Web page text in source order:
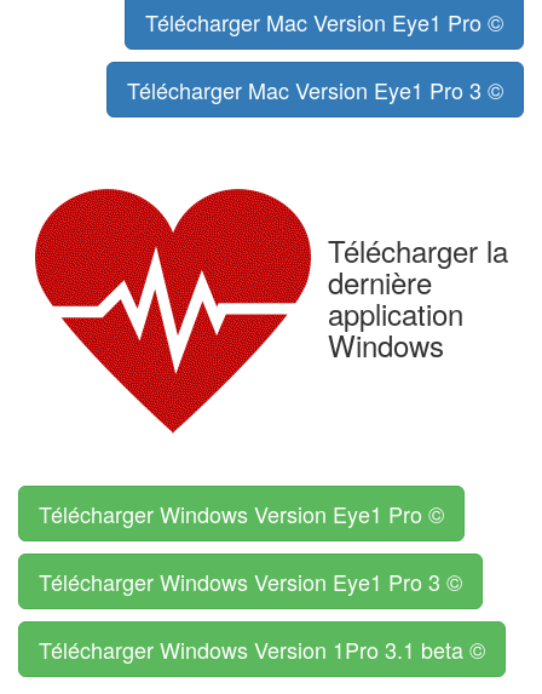
Télécharger Mac Version Eye1 Pro ©
Télécharger Mac Version Eye1 Pro 3 ©
Télécharger la
dernière
application
Windows
Télécharger Windows Version Eye1 Pro ©
Télécharger Windows Version Eye1 Pro 3 ©
Télécharger Windows Version 1Pro 3.1 beta ©